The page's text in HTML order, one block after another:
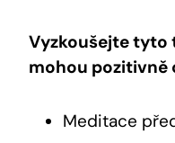
Vyzkoušejte tyto
mohou pozitivně
Meditace